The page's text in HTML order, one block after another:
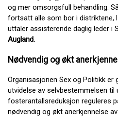
og mer omsorgsfull behandling.
fortsatt alle som bor i distriktene,
uttaler assisterende daglig leder i
Augland.
Nødvendig og økt
Organisasjonen Sex og Politikk
utvidelse av selvbestemmelsen til
fosterantallsreduksjon reguleres
nødvendig og økt anerkjennelse